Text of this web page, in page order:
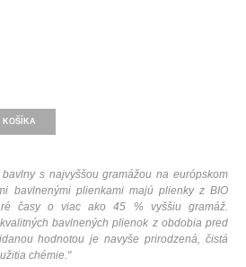
KOŠÍKA
s najvyššou gramážou na európskom
bavlnenými plienkami majú plienky z BIO
časy o viac ako 45 % vyššiu gramáž.
bavlnených plienok z obdobia pred
hodnotou je navyše prirodzená, čistá
chémie."